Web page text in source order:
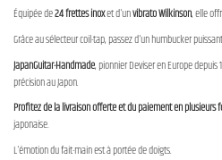
Équipée de24 frettes inoxet d'unvibrato Wilkinson, elle
Grâce au sélecteur coil-tap, passez d'un humbucker
JapanGuitar-Handmade, pionnier Deviser en Europe
précision au Japon.
Profitez de la livraison offerte et du paiement en plusieurs
japonaise.
L'émotion du fait-main est à portée de doigts.